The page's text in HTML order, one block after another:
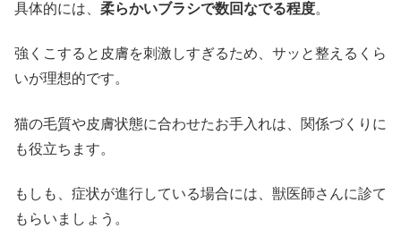
具体的には、 柔らかいブラシで数回なでる程度。
強くこすると皮膚を刺激しすぎるため、サッと整えるくら
いが理想的です。
猫の毛質や皮膚状態に合わせたお手入れは、関係づくりに
も役立ちます。
もしも、症状が進行している場合には、獣医師さんに診て
もらいましょう。